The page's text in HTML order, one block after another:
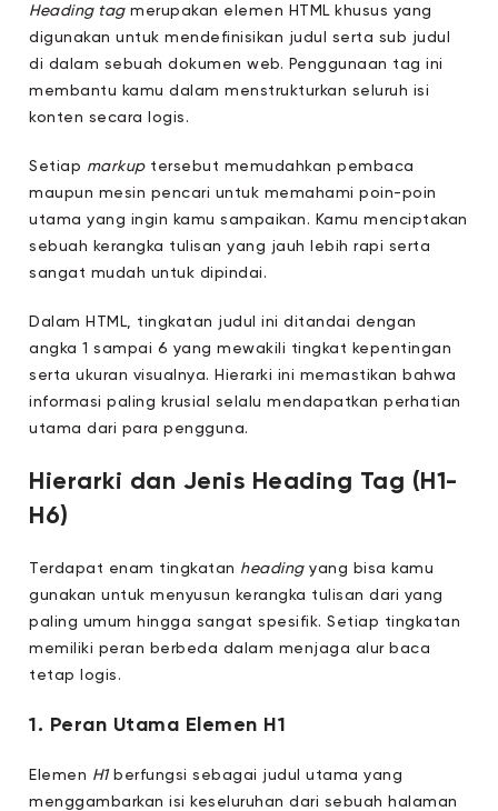
Heading tagmerupakan elemen HTML khusus yang
digunakan untuk mendefinisikan judul serta sub judul
di dalam sebuah dokumen web. Penggunaan tag ini
membantu kamu dalam menstrukturkan seluruh isi
konten secara logis.
Setiap markuptersebut memudahkan pembaca
maupun mesin pencari untuk memahami poin-poin
utama yang ingin kamu sampaikan. Kamu menciptakan
sebuah kerangka tulisan yang jauh lebih rapi serta
sangat mudah untuk dipindai.
Dalam HTML, tingkatan judul ini ditandai dengan
angka 1 sampai 6 yang mewakili tingkat kepentingan
serta ukuran visualnya. Hierarki ini memastikan bahwa
informasi paling krusial selalu mendapatkan perhatian
utama dari para pengguna.
Hierarki dan Jenis Heading Tag (H1-
H6)
Terdapat enam tingkatan headingyang bisa kamu
gunakan untuk menyusun kerangka tulisan dari yang
paling umum hingga sangat spesifik. Setiap tingkatan
memiliki peran berbeda dalam menjaga alur baca
tetap logis.
1. Peran Utama Elemen H1
Elemen H1berfungsi sebagai judul utama yang
menggambarkan isi keseluruhan dari sebuah halaman